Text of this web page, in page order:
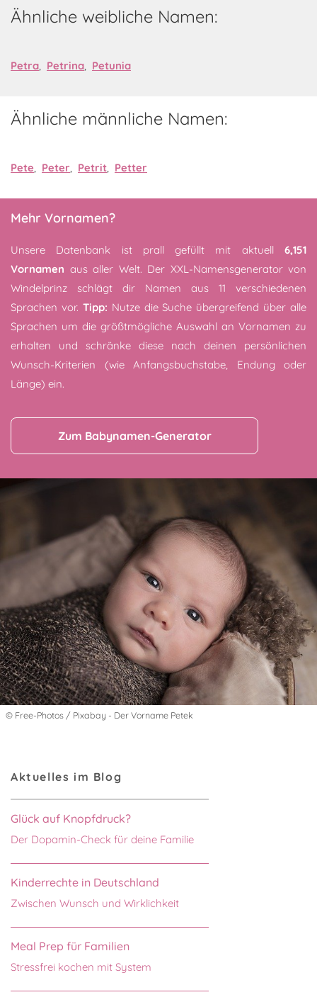
Ähnliche weibliche Namen:
Petra, Petrina, Petunia
Ähnliche männliche Namen:
Pete, Peter, Petrit, Petter
Mehr Vornamen?
Unsere Datenbank ist prall gefüllt mit aktuell 6,151
Vornamen aus aller Welt. Der XXL-Namensgenerator von
Windelprinz schlägt dir Namen aus 11 verschiedenen
Sprachen vor. Tipp: Nutze die Suche übergreifend über alle
Sprachen um die größtmögliche Auswahl an Vornamen zu
erhalten und schränke diese nach deinen persönlichen
Wunsch-Kriterien (wie Anfangsbuchstabe, Endung oder
Länge) ein.
Zum Babynamen-Generator
© Free-Photos / Pixabay - Der Vorname Petek
Aktuelles im Blog
Glück auf Knopfdruck?
Der Dopamin-Check für deine Familie
Kinderrechte in Deutschland
Zwischen Wunsch und Wirklichkeit
Meal Prep für Familien
Stressfrei kochen mit System